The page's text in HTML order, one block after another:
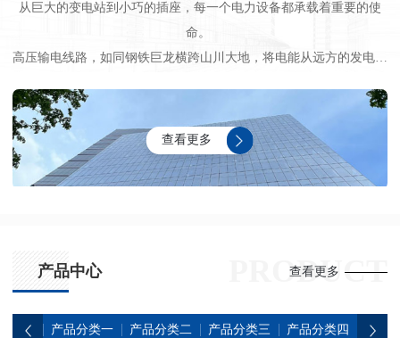
从巨大的变电站到小巧的插座，每一个电力设备都承载着重要的使
命。
高压输电线路，如同钢铁巨龙横跨山川大地，将电能从远方的发电厂
变压器，是电能的 “调节大师”。它将高压电转换为适合使用的电
压，为工厂、学校、医院等场所提供安全可靠的电力支持。
查看更多
产品中心 PRODUCT
查看更多
产品分类一 产品分类二 产品分类三 产品分类四 产品